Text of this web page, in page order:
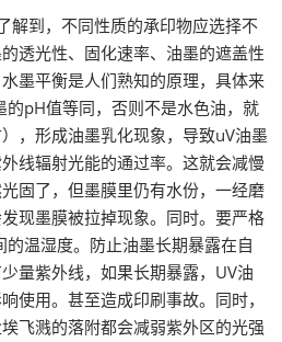
到，不同性质的承印物应选择不
透光性、固化速率、油墨的遮盖性
墨平衡是人们熟知的原理，具体来
pH值等同，否则不是水色油，就
，形成油墨乳化现象，导致uV油墨
线辐射光能的通过率。这就会减慢
固了，但墨膜里仍有水份，一经磨
现墨膜被拉掉现象。同时。要严格
温湿度。防止油墨长期暴露在自
量紫外线，如果长期暴露，UV油
使用。甚至造成印刷事故。同时，
飞溅的落附都会减弱紫外区的光强